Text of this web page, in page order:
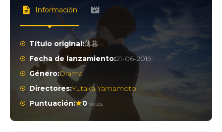
Información
Título original:薄暮
Fecha de lanzamiento:21-06-2019
Género:Drama
Directores:Yutaka Yamamoto
Puntuación:
0 votos